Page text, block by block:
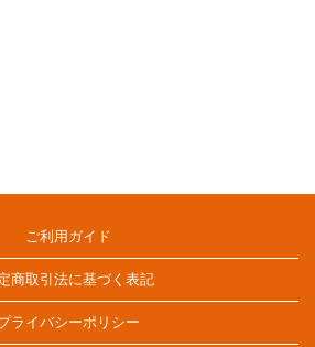
ご利用ガイド
商取引法に基づく表記
ライバシーポリシー